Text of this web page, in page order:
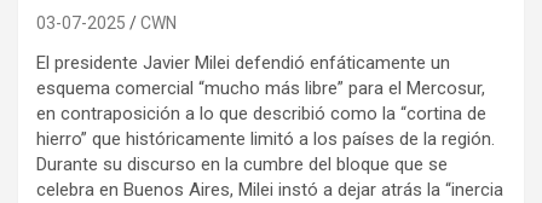
03-07-2025 CWN
El presidente Javier Milei defendió enfáticamente un
esquema comercial “mucho más libre” para el Mercosur,
en contraposición a lo que describió como la “cortina de
hierro” que históricamente limitó a los países de la región.
Durante su discurso en la cumbre del bloque que se
celebra en Buenos Aires, Milei instó a dejar atrás la “inercia